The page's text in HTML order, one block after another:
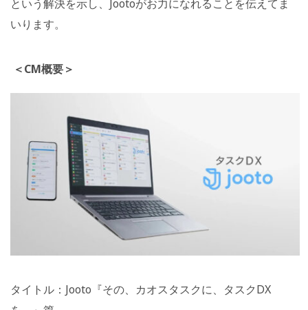
という解決を示し、Jootoがお力になれることを伝えてま
いります。
＜CM概要＞
タイトル：Jooto『その、カオスタスクに、タスクDX